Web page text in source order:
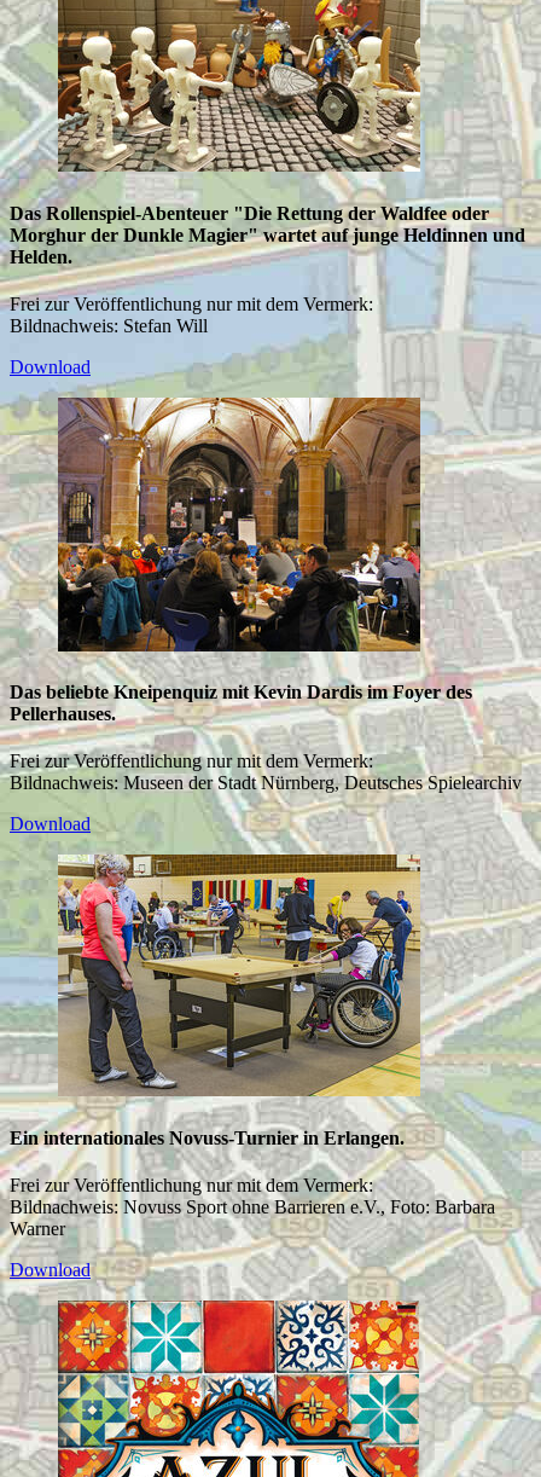
Das Rollenspiel-Abenteuer "Die Rettung der Waldfee oder
Morghur der Dunkle Magier" wartet auf junge Heldinnen und
Helden.
Frei zur Veröffentlichung nur mit dem Vermerk:
Bildnachweis: Stefan Will
Download
Das beliebte Kneipenquiz mit Kevin Dardis im Foyer des
Pellerhauses.
Frei zur Veröffentlichung nur mit dem Vermerk:
Bildnachweis: Museen der Stadt Nürnberg, Deutsches Spielearchiv
Download
Ein internationales Novuss-Turnier in Erlangen.
Frei zur Veröffentlichung nur mit dem Vermerk:
Bildnachweis: Novuss Sport ohne Barrieren e.V., Foto: Barbara
Warner
Download